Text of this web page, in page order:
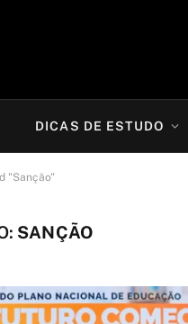
DICAS DE ESTUDO
"Sanção"
SANÇÃO